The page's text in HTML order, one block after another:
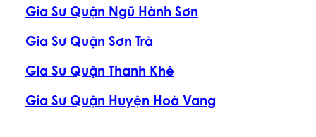
Gia Sư Quận Ngũ Hành Sơn
Gia Sư Quận Sơn Trà
Gia Sư Quận Thanh Khê
Gia Sư Quận Huyện Hoà Vang